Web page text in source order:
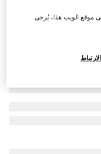
موقع الويب هذا، يُرجى